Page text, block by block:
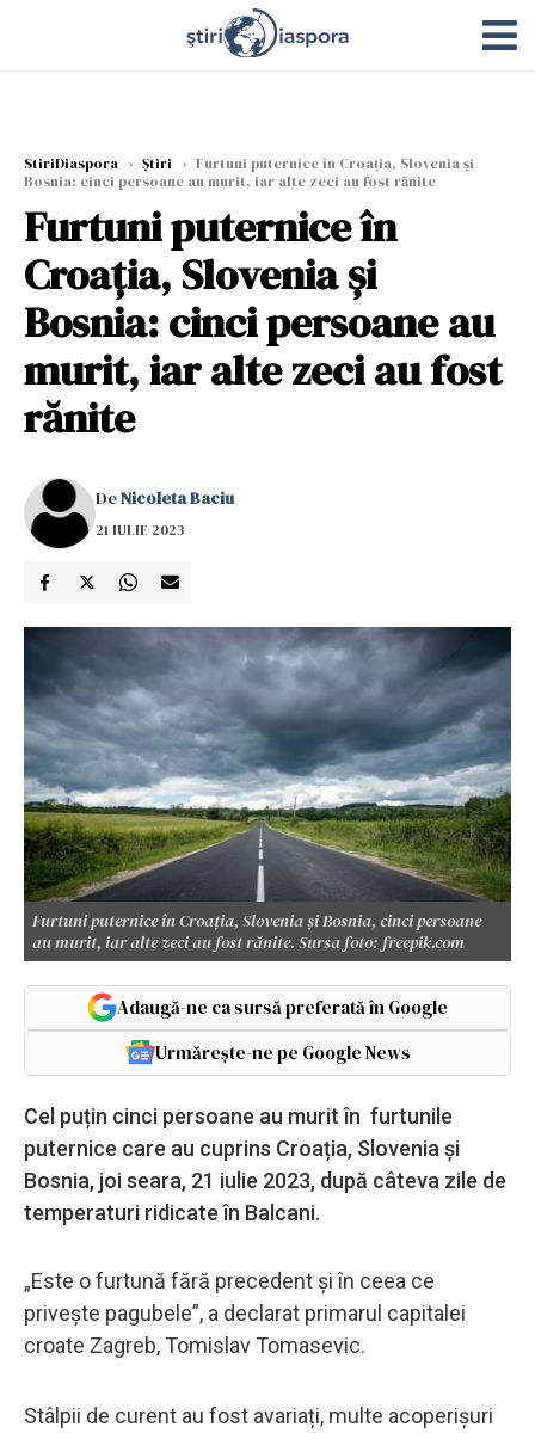
StiriDiaspora › Știri › Furtuni puternice în Croația, Slovenia și
Bosnia: cinci persoane au murit, iar alte zeci au fost rănite
Furtuni puternice în
Croația, Slovenia și
Bosnia: cinci persoane au
murit, iar alte zeci au fost
rănite
DeNicoleta Baciu
21 IULIE 2023
Furtuni puternice în Croația, Slovenia și Bosnia, cinci persoane
au murit, iar alte zeci au fost rănite. Sursa foto: freepik.com
Adaugă-ne ca sursă preferată în Google
Urmărește-ne pe Google News
Cel puțin cinci persoane au murit în furtunile
puternice care au cuprins Croația, Slovenia și
Bosnia, joi seara, 21 iulie 2023, după câteva zile de
temperaturi ridicate în Balcani.
„Este o furtună fără precedent și în ceea ce
privește pagubele”, a declarat primarul capitalei
croate Zagreb, Tomislav Tomasevic.
Stâlpii de curent au fost avariați, multe acoperișuri